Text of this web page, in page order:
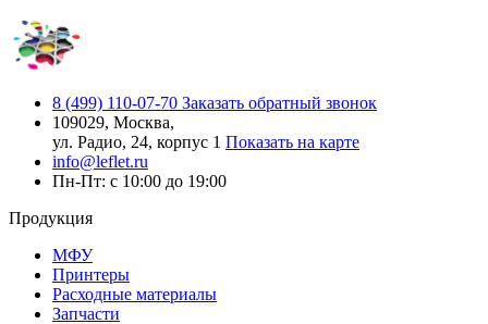
8 (499) 110-07-70 Заказать обратный звонок
109029, Москва,
ул. Радио, 24, корпус 1 Показать на карте
info@leflet.ru
Пн-Пт: с 10:00 до 19:00
Продукция
МФУ
Принтеры
Расходные материалы
Запчасти